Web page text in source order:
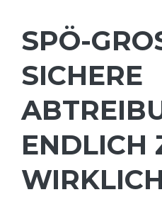
SPÖ-
SICHERE
ENDLICH